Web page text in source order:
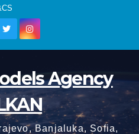
Agency
Banjaluka, Sofia,